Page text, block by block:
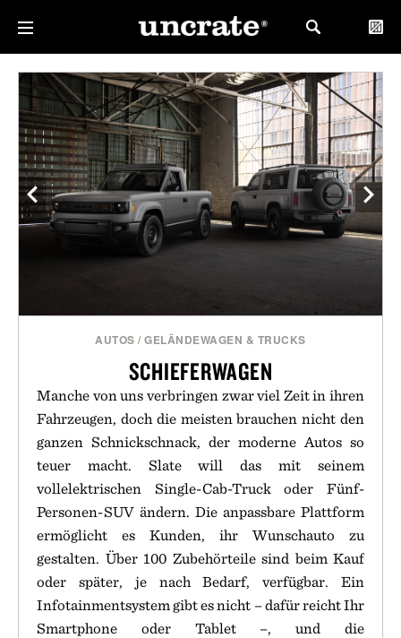
AUTOS /GELÄNDEWAGEN & TRUCKS
SCHIEFERWAGEN
Manche von uns verbringen zwar viel Zeit in ihren
Fahrzeugen, doch die meisten brauchen nicht den
ganzen Schnickschnack, der moderne Autos so
teuer macht. Slate will das mit seinem
vollelektrischen Single-Cab-Truck oder Fünf-
Personen-SUV ändern. Die anpassbare Plattform
ermöglicht es Kunden, ihr Wunschauto zu
gestalten. Über 100 Zubehörteile sind beim Kauf
oder später, je nach Bedarf, verfügbar. Ein
Infotainmentsystem gibt es nicht – dafür reicht Ihr
Smartphone oder Tablet –, und die